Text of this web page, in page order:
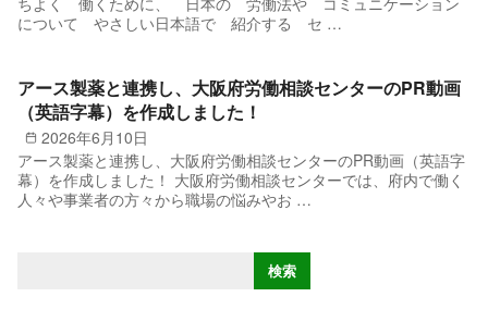
について やさしい日本語で 紹介する セ …
2026年6月10日
アース製薬と連携し、大阪府労働相談センターのPR動画
（英語字幕）を作成しました！
アース製薬と連携し、大阪府労働相談センターのPR動画（英語字
幕）を作成しました！ 大阪府労働相談センターでは、府内で働く
人々や事業者の方々から職場の悩みやお …
検索